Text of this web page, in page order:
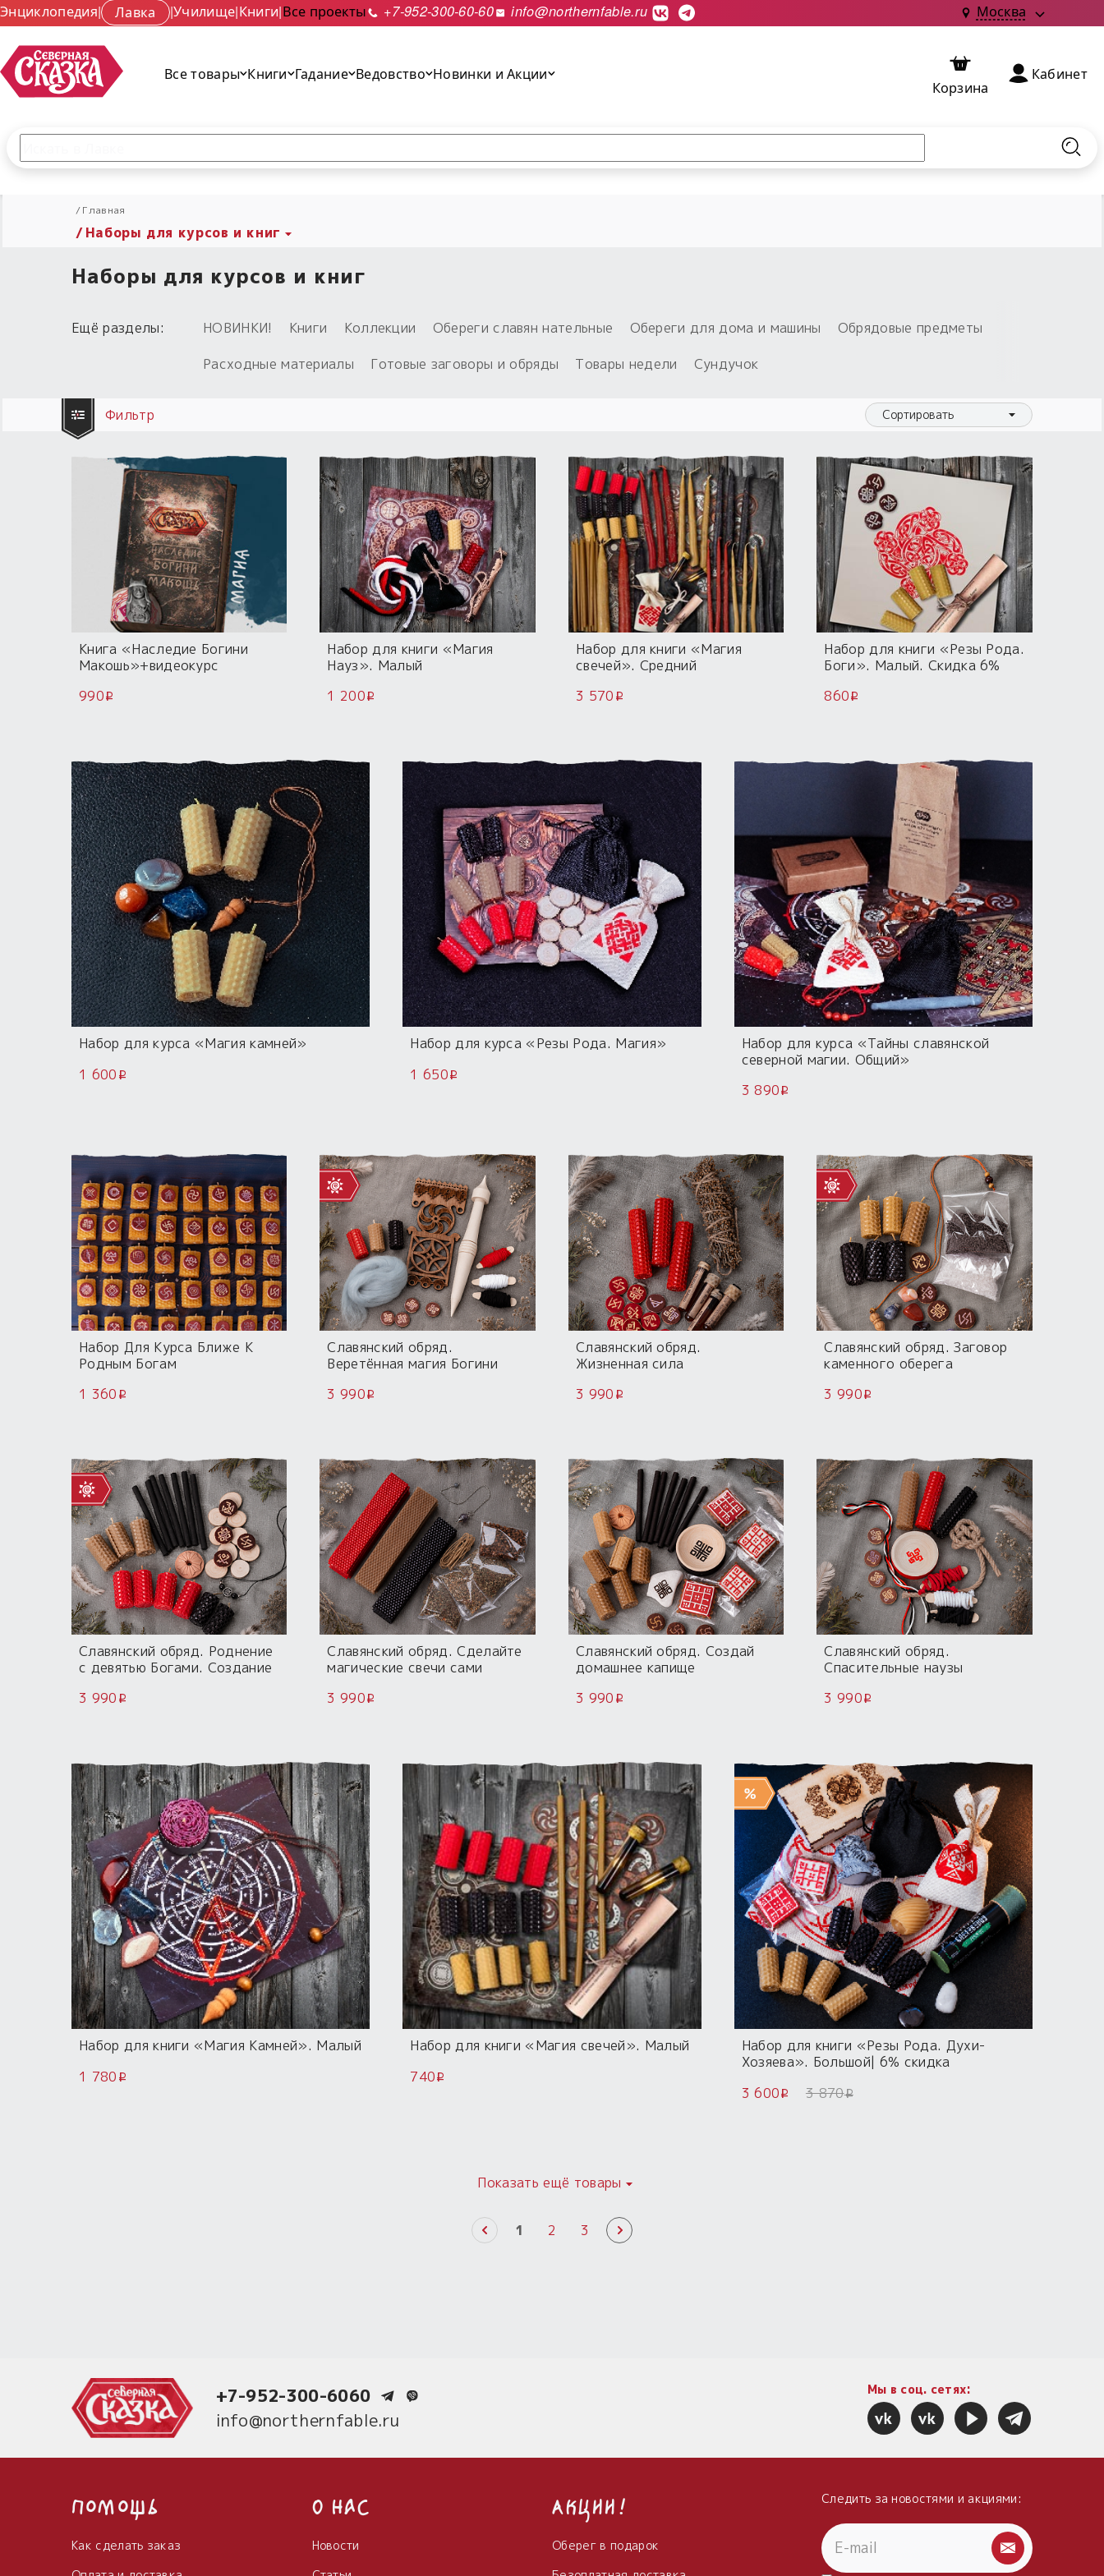
Энциклопедия| Лавка |Училище|Книги|Все проекты +7-952-300-60-60 info@northernfable.ru Москва
Все товары Книги Гадание Ведовство Новинки и Акции
Корзина
Кабинет
Главная
Наборы для курсов и книг
Наборы для курсов и книг
Ещё разделы: НОВИНКИ! Книги Коллекции Обереги славян нательные Обереги для дома и машины
Обрядовые предметы
Расходные материалы
Готовые заговоры и обряды Товары недели Сундучок
Фильтр Сортировать
Книга «Наследие Богини
Макошь»+видеокурс
990i
Набор для книги «Магия
Науз». Малый
1 200i
Набор для книги «Магия
свечей». Средний
3 570 i
Набор для книги «Резы Рода.
Боги». Малый. Скидка 6%
860i
Набор для курса «Магия камней»
1 600 i
Набор для курса «Резы Рода. Магия»
1 650i
Набор для курса «Тайны славянской
северной магии. Общий»
3 890i
Набор Для Курса Ближе К
Родным Богам
1 360 i
Славянский обряд.
Веретённая магия Богини
3 990i
Славянский обряд.
Жизненная сила
3 990 i
Славянский обряд. Заговор
каменного оберега
3 990i
Славянский обряд. Роднение
с девятью Богами. Создание
3 990 i
Славянский обряд. Сделайте
магические свечи сами
3 990i
Славянский обряд. Создай
домашнее капище
3 990 i
Славянский обряд.
Спасительные наузы
3 990i
Набор для книги «Магия Камней». Малый
1 780 i
Набор для книги «Магия свечей». Малый
740i
Набор для книги «Резы Рода. Духи-
Хозяева». Большой| 6% скидка
3 600i 3 870i
Показать ещё товары
1 2 3
+7-952-300-6060
info@northernfable.ru
Мы в соц. сетях:
Помощь
Как сделать заказ
О нас
Новости
Акции!
Оберег в подарок
Следить за новостями и акциями: